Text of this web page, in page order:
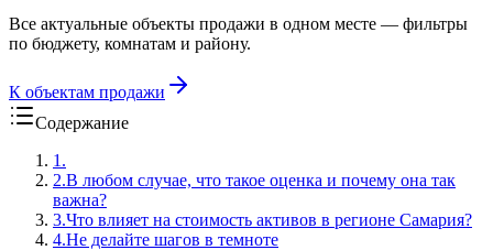
Все актуальные объекты продажи в одном месте — фильтры
по бюджету, комнатам и району.
К объектам продажи
Содержание
1 .
2.В любом случае, что такое оценка и почему она так
важна?
3.Что влияет на стоимость активов в регионе Самария?
4.Не делайте шагов в темноте